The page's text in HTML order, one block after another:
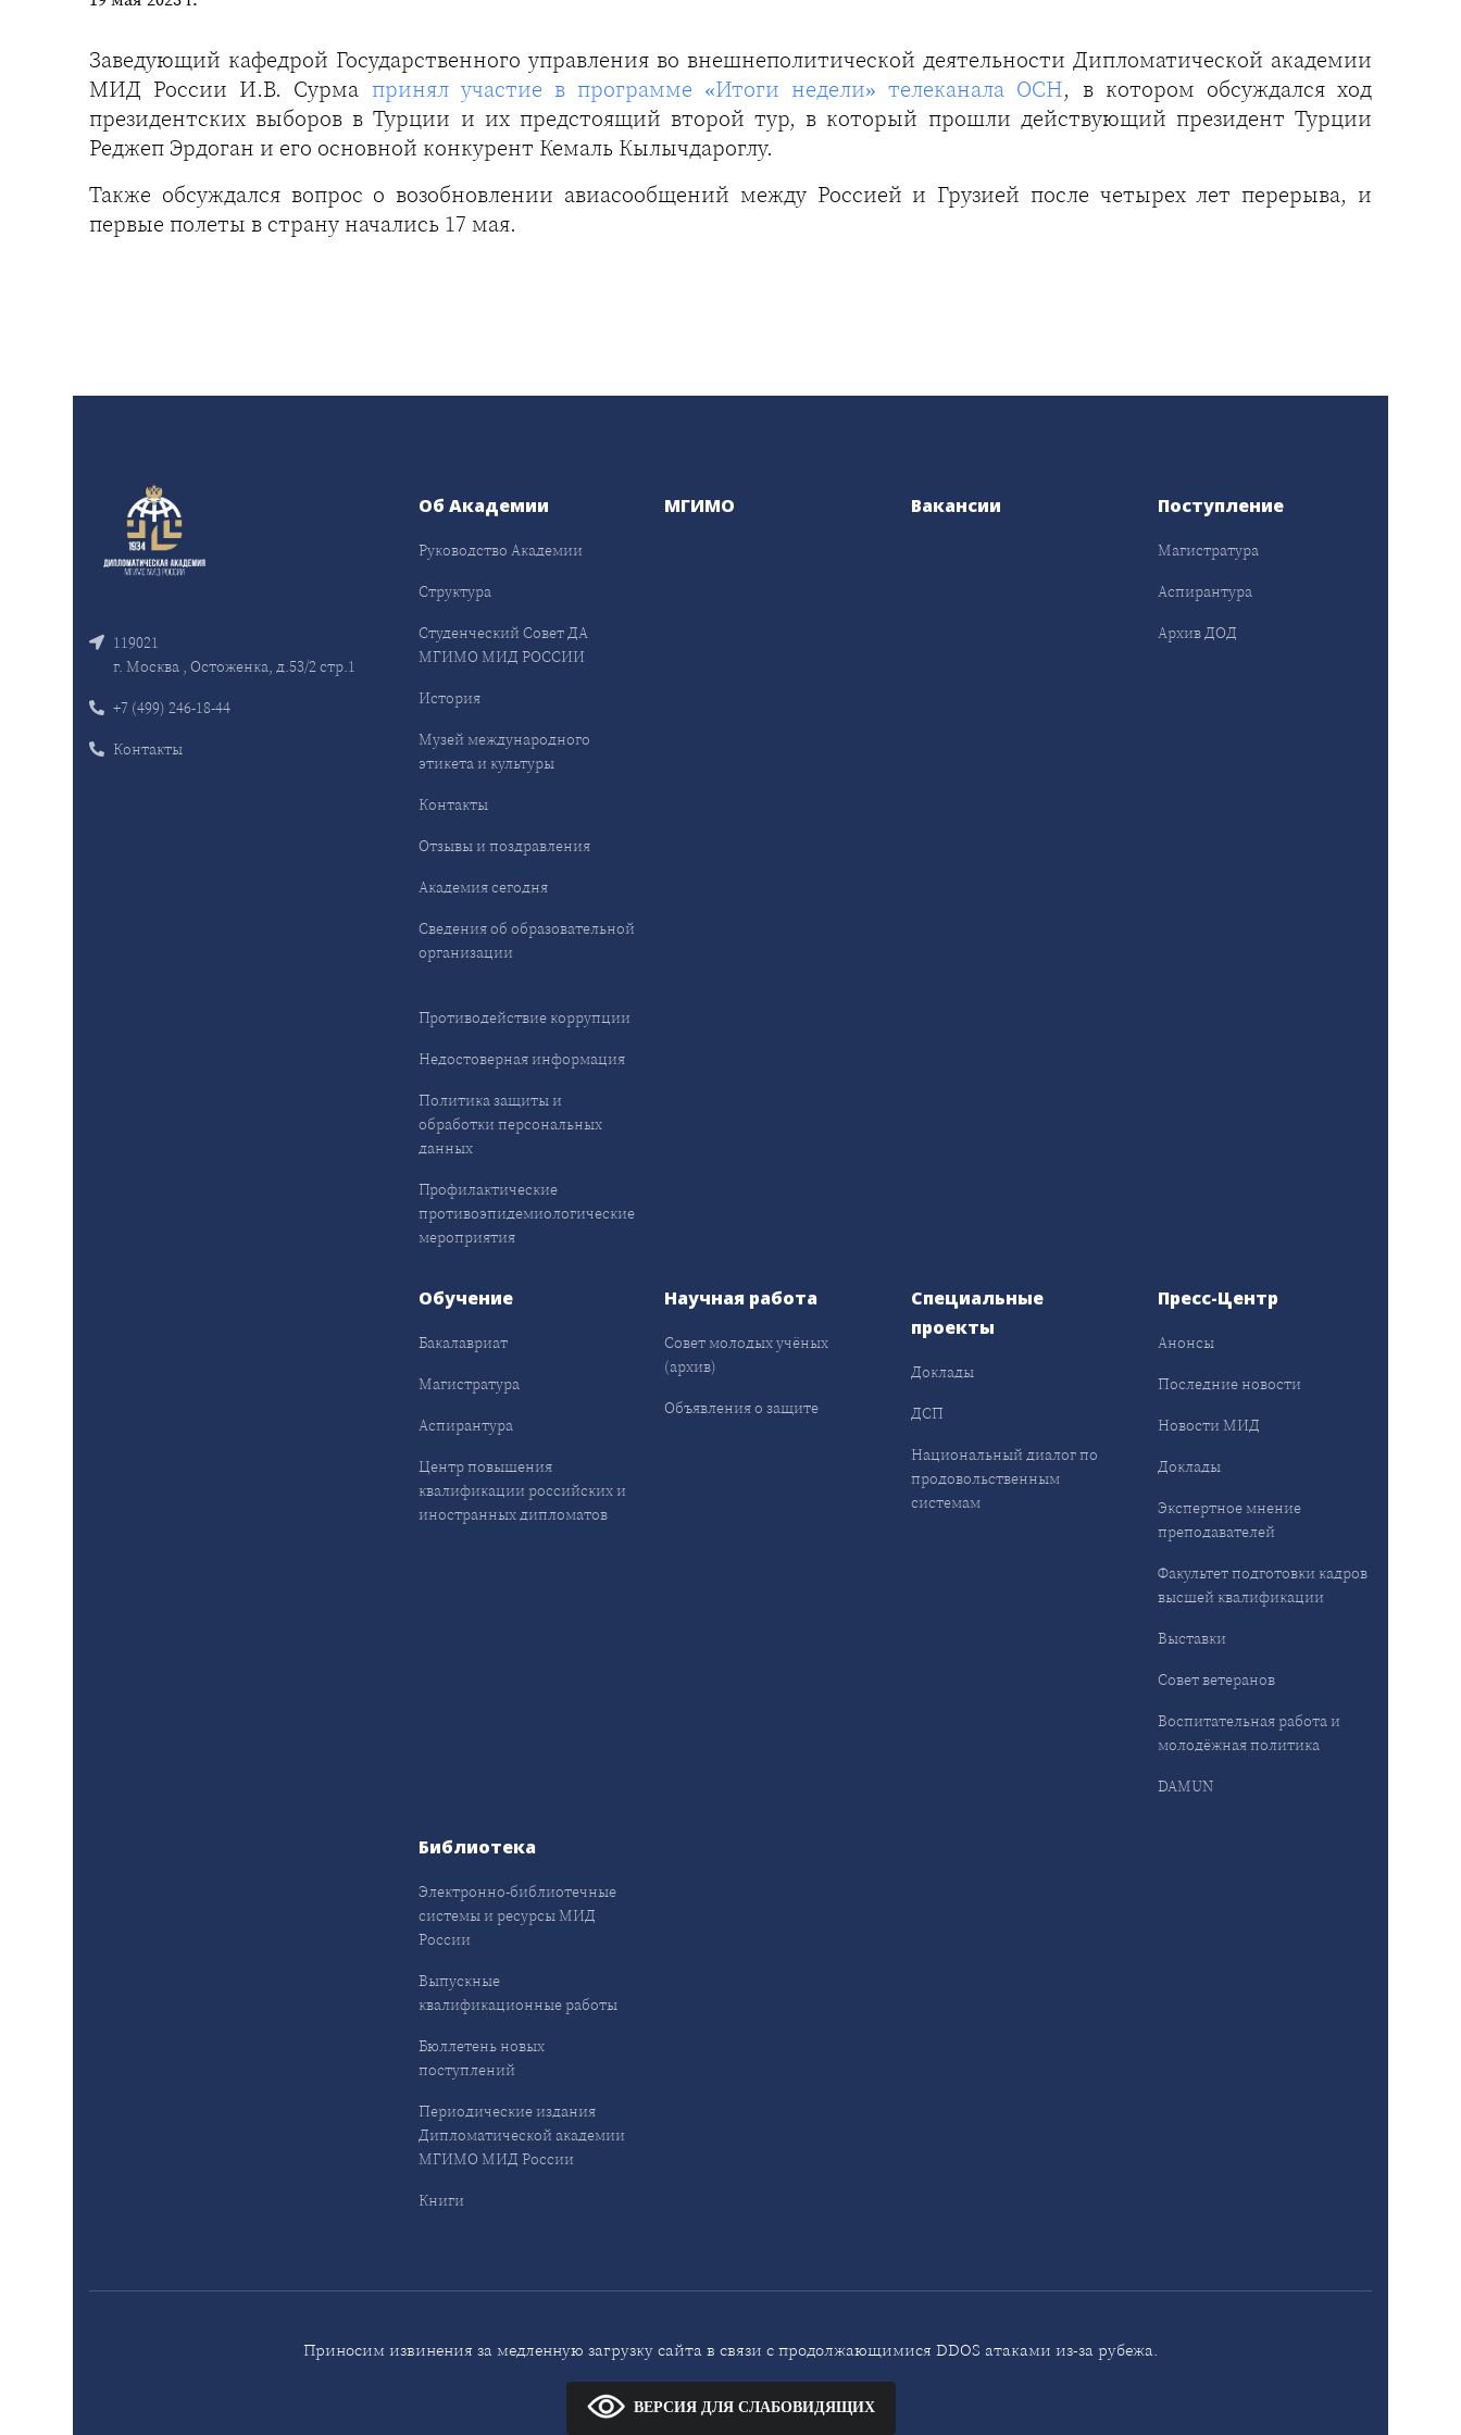
Заведующий кафедрой Государственного управления во внешнеполитической деятельности Дипломатической академии
МИД России И.В. Сурма принял участие в программе «Итоги недели» телеканала ОСН, в котором обсуждался ход
президентских выборов в Турции и их предстоящий второй тур, в который прошли действующий президент Турции
Реджеп Эрдоган и его основной конкурент Кемаль Кылычдароглу.
Также обсуждался вопрос о возобновлении авиасообщений между Россией и Грузией после четырех лет перерыва, и
первые полеты в страну начались 17 мая.
119021
г. Москва , Остоженка, д.53/2 стр.1
+7 (499) 246-18-44
Контакты
Об Академии
Руководство Академии
Структура
Студенческий Совет ДА
МГИМО МИД РОССИИ
История
Музей международного
этикета и культуры
Контакты
Отзывы и поздравления
Академия сегодня
Сведения об образовательной
организации
Противодействие коррупции
Недостоверная информация
Политика защиты и
обработки персональных
данных
Профилактические
противоэпидемиологические
мероприятия
МГИМО Вакансии Поступление
Магистратура
Аспирантура
Архив ДОД
Обучение
Бакалавриат
Магистратура
Аспирантура
Центр повышения
квалификации российских и
иностранных дипломатов
Научная работа
Совет молодых учёных
(архив)
Объявления о защите
Специальные
проекты
Доклады
ДСП
Национальный диалог по
продовольственным
системам
Пресс-Центр
Анонсы
Последние новости
Новости МИД
Доклады
Экспертное мнение
преподавателей
Факультет подготовки кадров
высшей квалификации
Выставки
Совет ветеранов
Воспитательная работа и
молодёжная политика
DAMUN
Библиотека
Электронно-библиотечные
системы и ресурсы МИД
России
Выпускные
квалификационные работы
Бюллетень новых
поступлений
Периодические издания
Дипломатической академии
МГИМО МИД России
Книги
Приносим извинения за медленную загрузку сайта в связи с продолжающимися DDOS атаками из-за рубежа.
ВЕРСИЯ ДЛЯ СЛАБОВИДЯЩИХ